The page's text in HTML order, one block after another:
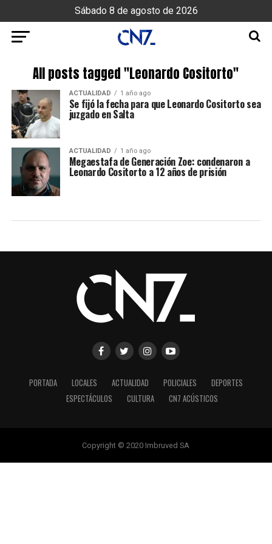
Sábado 8 de agosto de 2026
All posts tagged "Leonardo Cositorto"
ACTUALIDAD 1 año ago
Se fijó la fecha para que Leonardo Cositorto sea
juzgado en Salta
ACTUALIDAD 1 año ago
Megaestafa de Generación Zoe: condenaron a
Leonardo Cositorto a 12 años de prisión
PORTADA LOCALES ACTUALIDAD POLICIALES
DEPORTES
ESPECTÁCULOS
CULTURA CN7 ACÚSTICOS
Copyright © 2020 Imbruved SA